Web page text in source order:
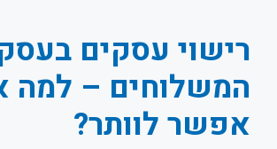
רישוי עסקים
המשלוחים – למה
אפשר לוותר?